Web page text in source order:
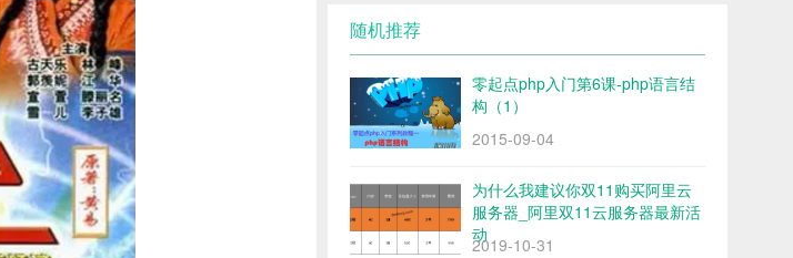
随机推荐
零起点php入门第6课-php语言结
构（1）
2015-09-04
为什么我建议你双11购买阿里云
服务器_阿里双11云服务器最新活
动
2019-10-31